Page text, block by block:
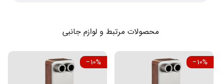
محصولات مرتبط و لوازم جانبی
‎−10%
‎−10%